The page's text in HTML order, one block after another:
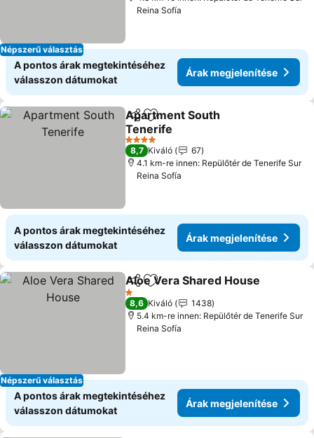
Népszerű választás
Reina Sofía
A pontos árak megtekintéséhez
válasszon dátumokat
Árak megjelenítése
Megosztás
Hozzáadás a kedvencekhez
Apartment South
Tenerife
Árak megjelenítése
4 Kategória
8,7 Kiváló
67
4.1 km-re innen: Repülőtér de Tenerife Sur
Reina Sofía
A pontos árak megtekintéséhez
válasszon dátumokat
Árak megjelenítése
Népszerű választás
Megosztás
Hozzáadás a kedvencekhez
Aloe Vera Shared House
1 Kategória
8,6 Kiváló
1438
5.4 km-re innen: Repülőtér de Tenerife Sur
Reina Sofía
A pontos árak megtekintéséhez
válasszon dátumokat
Árak megjelenítése